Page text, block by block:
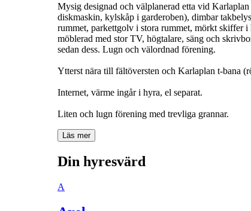
Mysig designad och välplanerad etta vid
diskmaskin, kylskåp i garderoben), dimbar
rummet, parkettgolv i stora rummet, mörkt skiffer
möblerad med stor TV, högtalare, säng och
sedan dess. Lugn och välordnad förening.
Ytterst nära till fältöversten och Karlaplan t-bana
Internet, värme ingår i hyra, el separat.
Liten och lugn förening med trevliga grannar.
Läs mer
Din hyresvärd
A